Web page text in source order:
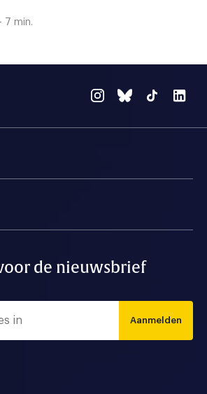
7 min.
de nieuwsbrief
Aanmelden